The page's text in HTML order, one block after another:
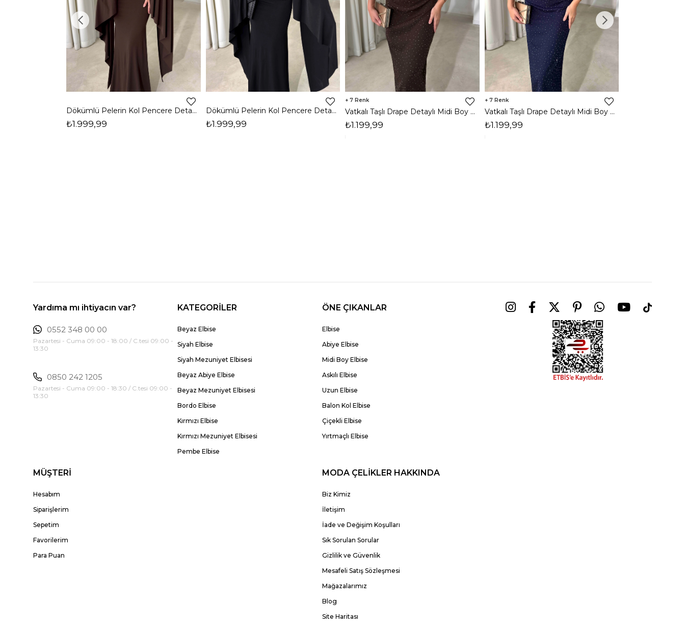
Dökümlü Pelerin Kol Pencere Detaylı Maxi Kahverengi Arlev Kadın Elbise 26Y511
₺1.999,99
Dökümlü Pelerin Kol Pencere Detaylı Maxi Siyah Arlev Kadın Elbise 26Y511
₺1.999,99
7
Vatkalı Taşlı Drape Detaylı Midi Boy Kahverengi Jesep Kadın Elbise 26Y282
₺1.199,99
7
Vatkalı Taşlı Drape Detaylı Midi Boy Lacivert Jesep Kadın Elbise 26Y282
₺1.199,99
Yardıma mı ihtiyacın var?
0552 348 00 00
Pazartesi - Cuma 09:00 - 18:00 / C.tesi 09:00 -
13:30
0850 242 1205
Pazartesi - Cuma 09:00 - 18:30 / C.tesi 09:00 -
13:30
KATEGORİLER
Beyaz Elbise
Siyah Elbise
Siyah Mezuniyet Elbisesi
Beyaz Abiye Elbise
Beyaz Mezuniyet Elbisesi
Bordo Elbise
Kırmızı Elbise
Kırmızı Mezuniyet Elbisesi
Pembe Elbise
ÖNE ÇIKANLAR
Elbise
Abiye Elbise
Midi Boy Elbise
Askılı Elbise
Uzun Elbise
Balon Kol Elbise
Çiçekli Elbise
Yırtmaçlı Elbise
MÜŞTERİ
Hesabım
Siparişlerim
Sepetim
Favorilerim
Para Puan
MODA ÇELİKLER HAKKINDA
Biz Kimiz
İletişim
İade ve Değişim Koşulları
Sık Sorulan Sorular
Gizlilik ve Güvenlik
Mesafeli Satış Sözleşmesi
Mağazalarımız
Blog
Site Haritası